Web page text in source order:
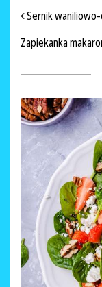
Sernik
Zapiekanka